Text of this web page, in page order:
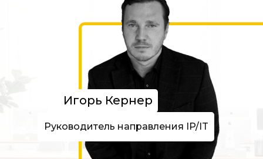
Игорь Кернер
Руководитель направления IP/IT